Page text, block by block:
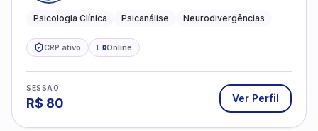
crianças neurotípicas
Psicologia Clínica Psicanálise Neurodivergências
CRP ativo Online
SESSÃO
R$ 80 Ver Perfil